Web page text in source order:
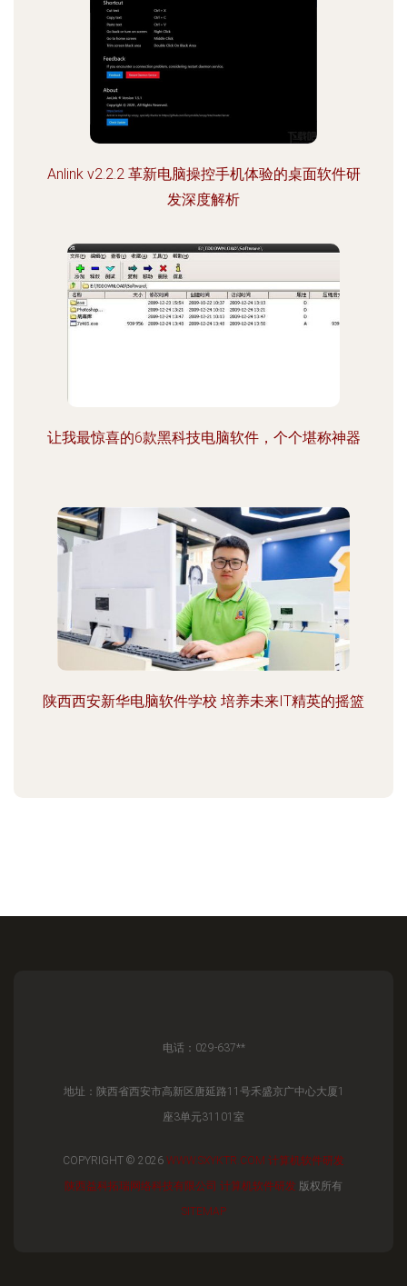
Anlink v2.2.2 革新电脑操控手机体验的桌面软件研
发深度解析
让我最惊喜的6款黑科技电脑软件，个个堪称神器
陕西西安新华电脑软件学校 培养未来IT精英的摇篮
电话：029-637**
地址：陕西省西安市高新区唐延路11号禾盛京广中心大厦1
座3单元31101室
COPYRIGHT © 2026 WWW.SXYKTR.COM 计算机软件研发
陕西益科拓瑞网络科技有限公司 计算机软件研发 版权所有
SITEMAP